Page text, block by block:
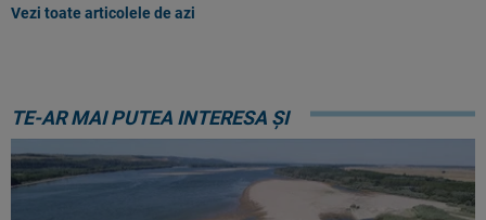
Vezi toate articolele de azi
TE-AR MAI PUTEA INTERESA ȘI